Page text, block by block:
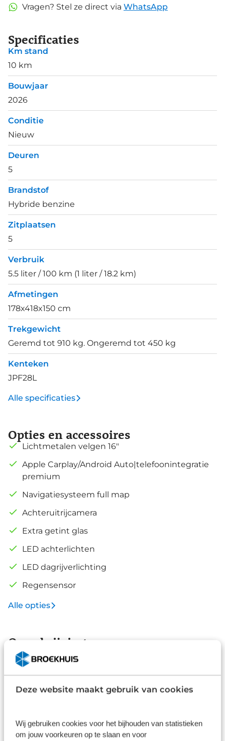
Deze website maakt gebruik van cookies
Wij gebruiken cookies voor het bijhouden van statistieken
om jouw voorkeuren op te slaan en voor
Vragen? Stel ze direct via WhatsApp
Specificaties
Km stand
10 km
Bouwjaar
2026
Conditie
Nieuw
Deuren
5
Brandstof
Hybride benzine
Zitplaatsen
5
Verbruik
5.5 liter / 100 km (1 liter / 18.2 km)
Afmetingen
178x418x150 cm
Trekgewicht
Geremd tot 910 kg. Ongeremd tot 450 kg
Kenteken
JPF28L
Alle specificaties
Opties en accessoires
Lichtmetalen velgen 16"
Apple Carplay/Android Auto|telefoonintegratie
premium
Navigatiesysteem full map
Achteruitrijcamera
Extra getint glas
LED achterlichten
LED dagrijverlichting
Regensensor
Alle opties
Omschrijving
Laat u niets wijsmaken, deze Hyundai BAYON biedt
alles wat u van een auto verlangt. We hebben het
hier over een nieuwe auto, hij is nu direct leverbaar.
Kiezen tussen benzine of elektrisch hoeft bij deze
uitrusting aanwezig in deze auto, waar onder meer
ook stoelverwarming bij hoort. Beknibbelen op
Lees de omschrijving
Afleverpakketten